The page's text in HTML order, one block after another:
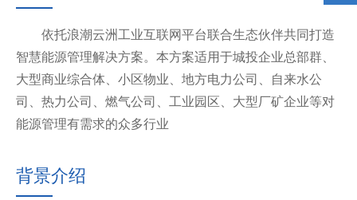
依托浪潮云洲工业互联网平台联合生态伙伴共同打造
智慧能源管理解决方案。本方案适用于城投企业总部群、
大型商业综合体、小区物业、地方电力公司、自来水公
司、热力公司、燃气公司、工业园区、大型厂矿企业等对
能源管理有需求的众多行业
背景介绍